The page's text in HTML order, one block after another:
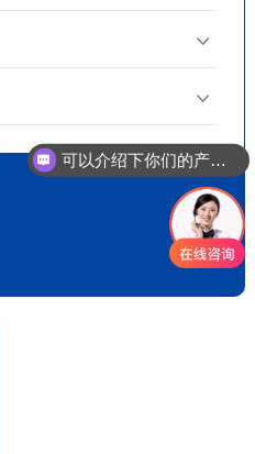
可以介绍下你们的产品么